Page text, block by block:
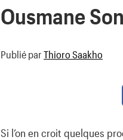
Ousmane
Publié par Thioro Saakho
Si l’on en croit quelques